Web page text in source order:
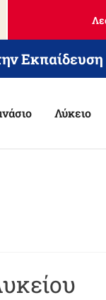
Εκπαίδευση
Λύκειο